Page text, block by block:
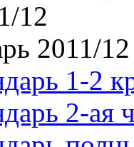
12
2011/12
1-2
2-ая